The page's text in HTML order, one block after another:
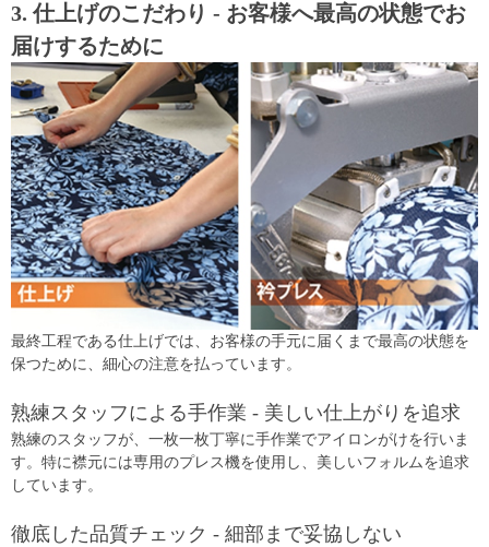
3. 仕上げのこだわり - お客様へ最高の状態でお
届けするために
最終工程である仕上げでは、お客様の手元に届くまで最高の状態を
保つために、細心の注意を払っています。
熟練スタッフによる手作業 - 美しい仕上がりを追求
熟練のスタッフが、一枚一枚丁寧に手作業でアイロンがけを行いま
す。特に襟元には専用のプレス機を使用し、美しいフォルムを追求
しています。
徹底した品質チェック - 細部まで妥協しない